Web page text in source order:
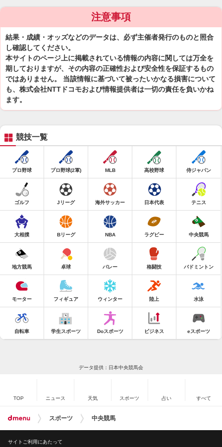
注意事項
結果・成績・オッズなどのデータは、必ず主催者発行のものと照合
し確認してください。
本サイトのページ上に掲載されている情報の内容に関しては万全を
期しておりますが、その内容の正確性および安全性を保証するもの
ではありません。 当該情報に基づいて被ったいかなる損害について
も、株式会社NTTドコモおよび情報提供者は一切の責任を負いかね
ます。
競技一覧
プロ野球 プロ野球(2軍) MLB 高校野球 侍ジャパン
ゴルフ Jリーグ 海外サッカー 日本代表 テニス
大相撲 Bリーグ NBA ラグビー 中央競馬
地方競馬 卓球 バレー 格闘技 バドミントン
モーター フィギュア ウィンター 陸上 水泳
自転車 学生スポーツ Doスポーツ ビジネス eスポーツ
データ提供：日本中央競馬会
TOP ニュース 天気 スポーツ 占い すべて
スポーツ 中央競馬
サイトご利用にあたって